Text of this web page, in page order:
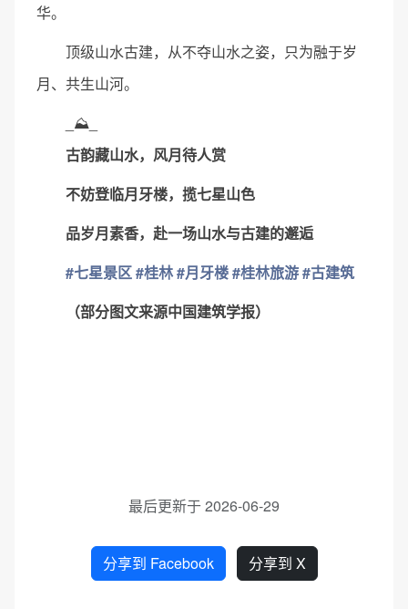
华。
顶级山水古建，从不夺山水之姿，只为融于岁
月、共生山河。
_⛰️_
古韵藏山水，风月待人赏
不妨登临月牙楼，揽七星山色
品岁月素香，赴一场山水与古建的邂逅
#七星景区#桂林#月牙楼#桂林旅游#古建筑
（部分图文来源中国建筑学报）
最后更新于 2026-06-29
分享到 Facebook 分享到 X